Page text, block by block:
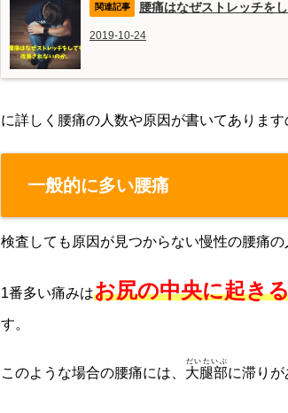
腰痛はなぜストレッチを
2019-10-24
に詳しく腰痛の人数や原因が書いてあります
一般的に多い腰痛
検査しても原因が見つからない慢性の腰痛の
1番多い痛みはお尻の中央に起き
す。
このような場合の腰痛には、 大腿部
だいたいぶ
に滞りが